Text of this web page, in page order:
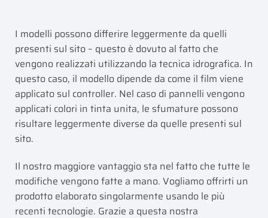
I modelli possono differire leggermente da quelli
presenti sul sito – questo è dovuto al fatto che
vengono realizzati utilizzando la tecnica idrografica. In
questo caso, il modello dipende da come il film viene
applicato sul controller. Nel caso di pannelli vengono
applicati colori in tinta unita, le sfumature possono
risultare leggermente diverse da quelle presenti sul
sito.
Il nostro maggiore vantaggio sta nel fatto che tutte le
modifiche vengono fatte a mano. Vogliamo offrirti un
prodotto elaborato singolarmente usando le più
recenti tecnologie. Grazie a questa nostra